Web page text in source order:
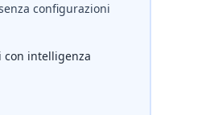
configurazioni
con intelligenza